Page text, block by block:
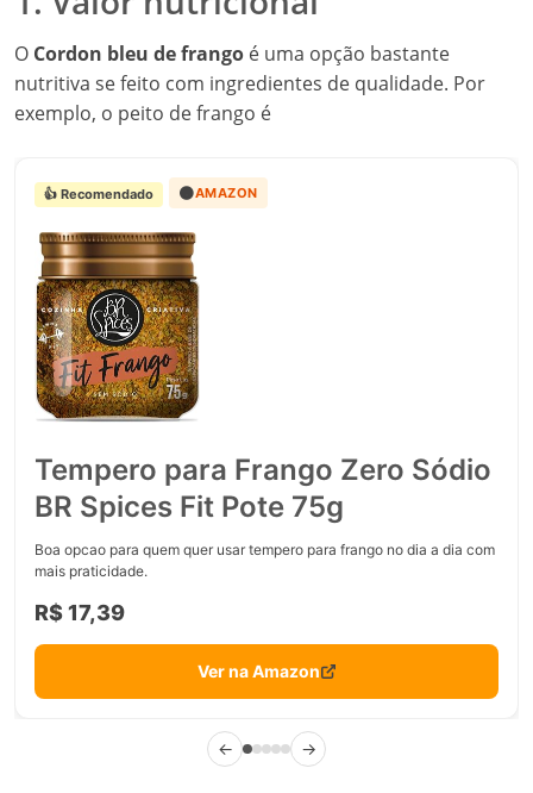
O Cordon bleu de frango é uma opção bastante
nutritiva se feito com ingredientes de qualidade. Por
exemplo, o peito de frango é
👍 Recomendado 🟠AMAZON
Tempero para Frango Zero Sódio
BR Spices Fit Pote 75g
Boa opcao para quem quer usar tempero para frango no dia a dia com
mais praticidade.
R$ 17,39
Ver na Amazon
← →